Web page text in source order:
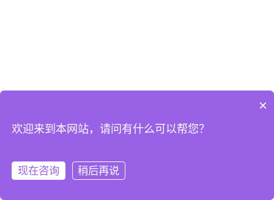
×
欢迎来到本网站，请问有什么可以帮您？
现在咨询 稍后再说